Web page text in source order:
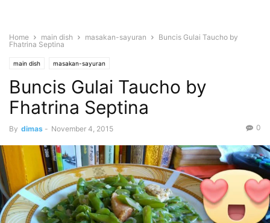
Home main dish masakan-sayuran
Buncis Gulai Taucho by
Fhatrina Septina
main dish masakan-sayuran
Buncis Gulai Taucho by
Fhatrina Septina
By dimas - November 4, 2015 0